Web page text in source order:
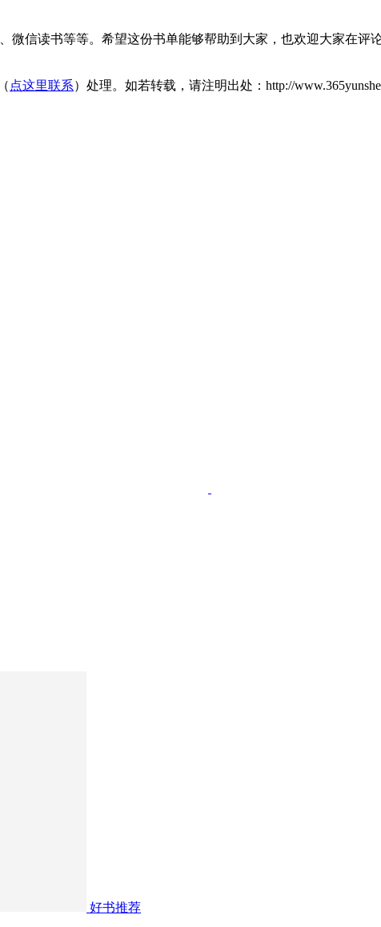
微信读书等等。希望这份书单能够帮助到大家，也欢迎大家在
点这里联系）处理。如若转载，请注明出处：http://
好书推荐